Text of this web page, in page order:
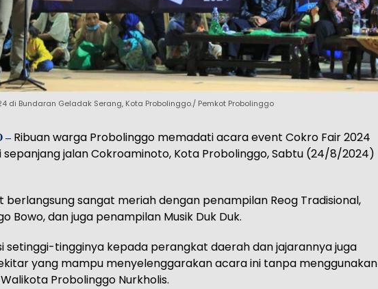
di Bundaran Geladak Serang, Kota Probolinggo./ Pemkot Probolinggo
– Ribuan warga Probolinggo memadati acara event Cokro Fair 2024
sepanjang jalan Cokroaminoto, Kota Probolinggo, Sabtu (24/8/2024)
berlangsung sangat meriah dengan penampilan Reog Tradisional,
Bowo, dan juga penampilan Musik Duk Duk.
setinggi-tingginya kepada perangkat daerah dan jajarannya juga
yang mampu menyelenggarakan acara ini tanpa menggunakan
Walikota Probolinggo Nurkholis.